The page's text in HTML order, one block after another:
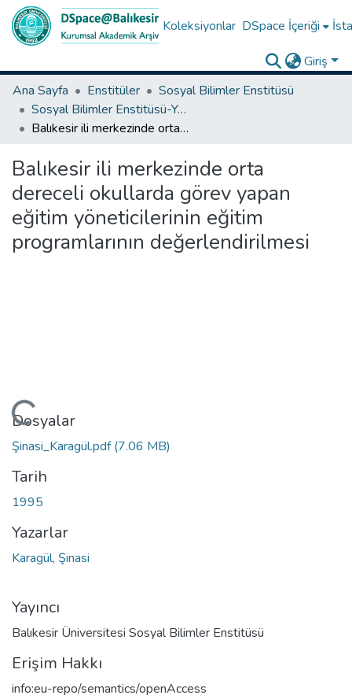
Koleksiyonlar DSpace İçeriği
Giriş
Ana Sayfa
Enstitüler
Sosyal Bilimler Enstitüsü
Sosyal Bilimler Enstitüsü-Yüksek Lisans Tezleri
Balıkesir ili merkezinde orta dereceli okullarda görev yapan eğitim yöneticilerinin eğitim programlarının değerlendirilmesi
Balıkesir ili merkezinde orta
dereceli okullarda görev yapan
eğitim yöneticilerinin eğitim
programlarının değerlendirilmesi
Dosyalar
Şinasi_Karagül.pdf(7.06 MB)
Tarih
1995
Yazarlar
Karagül, Şinasi
Yayıncı
Balıkesir Üniversitesi Sosyal Bilimler Enstitüsü
Erişim Hakkı
info:eu-repo/semantics/openAccess